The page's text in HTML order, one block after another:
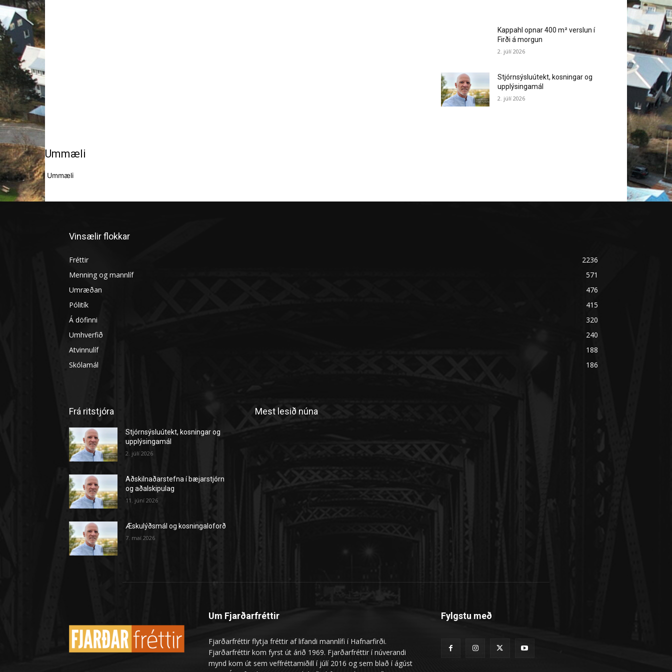
Kappahl opnar 400 m² verslun í
Firði á morgun
2. júlí 2026
Stjórnsýsluútekt, kosningar og
upplýsingamál
2. júlí 2026
Ummæli
Ummæli
Vinsælir flokkar
Fréttir
2236
Menning og mannlíf
571
Umræðan
476
Pólitík
415
Á döfinni
320
Umhverfið
240
Atvinnulíf
188
Skólamál
186
Frá ritstjóra
Stjórnsýsluútekt, kosningar og
upplýsingamál
2. júlí 2026
Aðskilnaðarstefna í bæjarstjórn
og aðalskipulag
11. júní 2026
Æskulýðsmál og kosningaloforð
7. maí 2026
Mest lesið núna
Um Fjarðarfréttir
Fjarðarfréttir flytja fréttir af lifandi mannlífi í Hafnarfirði.
Fjarðarfréttir kom fyrst út árið 1969. Fjarðarfréttir í núverandi
mynd kom út sem veffréttamiðill í júlí 2016 og sem blað í ágúst
Fylgstu með